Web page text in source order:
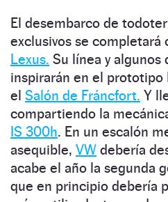
El desembarco de
exclusivos se completará
Lexus. Su línea y
inspirarán en el prototipo
el Salón de Fráncfort. Y
compartiendo la
IS 300h. En un escalón
asequible, VW debería
acabe el año la segunda
que en principio debería